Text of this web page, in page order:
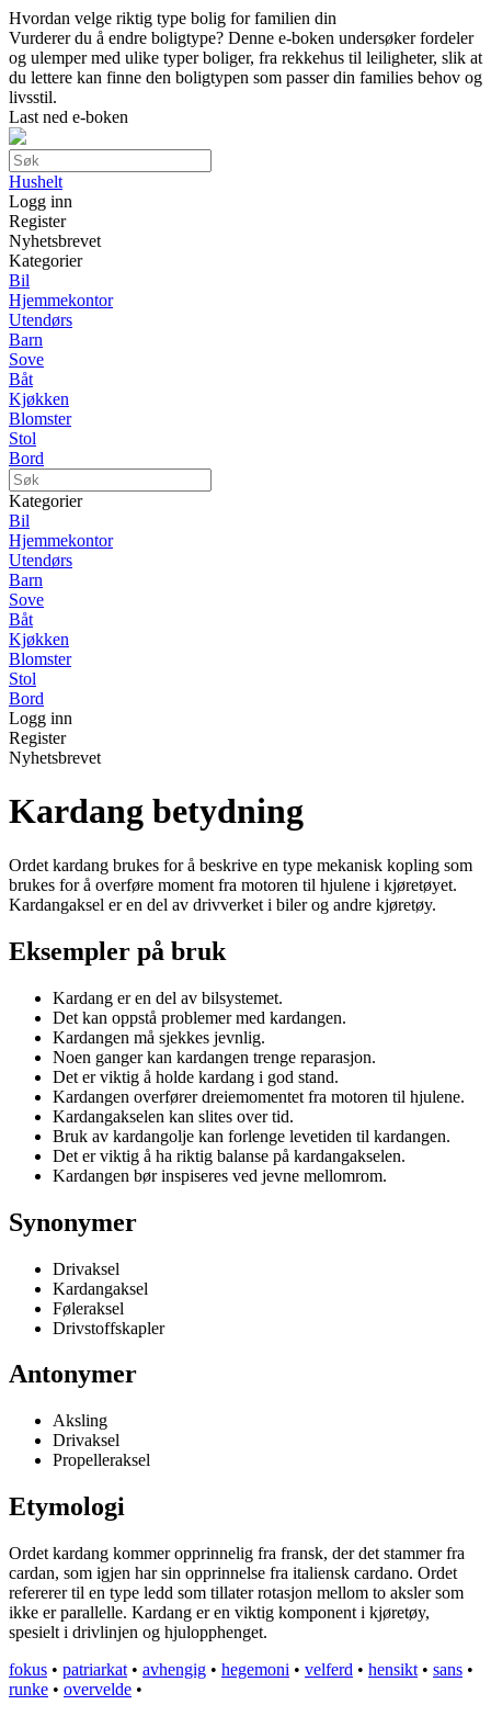
Hvordan velge riktig type bolig for familien din
Vurderer du å endre boligtype? Denne e-boken undersøker fordeler
og ulemper med ulike typer boliger, fra rekkehus til leiligheter, slik at
du lettere kan finne den boligtypen som passer din families behov og
livsstil.
Last ned e-boken
Hushelt
Logg inn
Register
Nyhetsbrevet
Kategorier
Bil
Hjemmekontor
Utendørs
Barn
Sove
Båt
Kjøkken
Blomster
Stol
Bord
Kategorier
Bil
Hjemmekontor
Utendørs
Barn
Sove
Båt
Kjøkken
Blomster
Stol
Bord
Logg inn
Register
Nyhetsbrevet
Kardang betydning
Ordet kardang brukes for å beskrive en type mekanisk kopling som
brukes for å overføre moment fra motoren til hjulene i kjøretøyet.
Kardangaksel er en del av drivverket i biler og andre kjøretøy.
Eksempler på bruk
Kardang er en del av bilsystemet.
Det kan oppstå problemer med kardangen.
Kardangen må sjekkes jevnlig.
Noen ganger kan kardangen trenge reparasjon.
Det er viktig å holde kardang i god stand.
Kardangen overfører dreiemomentet fra motoren til hjulene.
Kardangakselen kan slites over tid.
Bruk av kardangolje kan forlenge levetiden til kardangen.
Det er viktig å ha riktig balanse på kardangakselen.
Kardangen bør inspiseres ved jevne mellomrom.
Synonymer
Drivaksel
Kardangaksel
Føleraksel
Drivstoffskapler
Antonymer
Aksling
Drivaksel
Propelleraksel
Etymologi
Ordet kardang kommer opprinnelig fra fransk, der det stammer fra
cardan, som igjen har sin opprinnelse fra italiensk cardano. Ordet
refererer til en type ledd som tillater rotasjon mellom to aksler som
ikke er parallelle. Kardang er en viktig komponent i kjøretøy,
spesielt i drivlinjen og hjulopphenget.
fokus • patriarkat • avhengig • hegemoni • velferd • hensikt • sans •
runke • overvelde •